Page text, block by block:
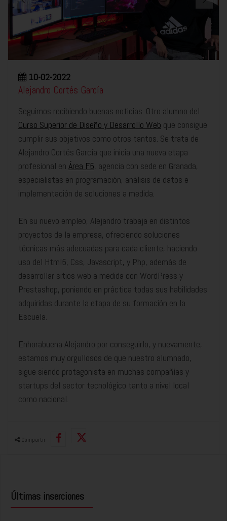
10-02-2022
Alejandro Cortés García
Seguimos recibiendo buenas noticias. Otro alumno del
Curso Superior de Diseño y Desarrollo Web que consigue
cumplir sus objetivos como otros tantos. Se trata de
Alejandro Cortés García que inicia una nueva etapa
profesional en Área F5, agencia con sede en Granada,
especialistas en programación, análisis de datos e
implementación de soluciones a medida.
En su nuevo empleo, Alejandro trabaja en distintos
proyectos de la empresa, ofreciendo soluciones
técnicas más adecuadas para cada cliente, haciendo
uso del Html5, Css, Javascript, y Php, además de
desarrollar sitios web a medida con WordPress y
Prestashop, poniendo en práctica todas sus habilidades
adquiridas durante la etapa de su formación en la
Escuela.
Enhorabuena Alejandro por conseguirlo, y nuevamente,
estamos muy orgullosos de que nuestro alumnado,
sigue siendo protagonista en muchas compañías y
startups del sector tecnológico tanto a nivel local
como nacional.
Compartir
Últimas inserciones